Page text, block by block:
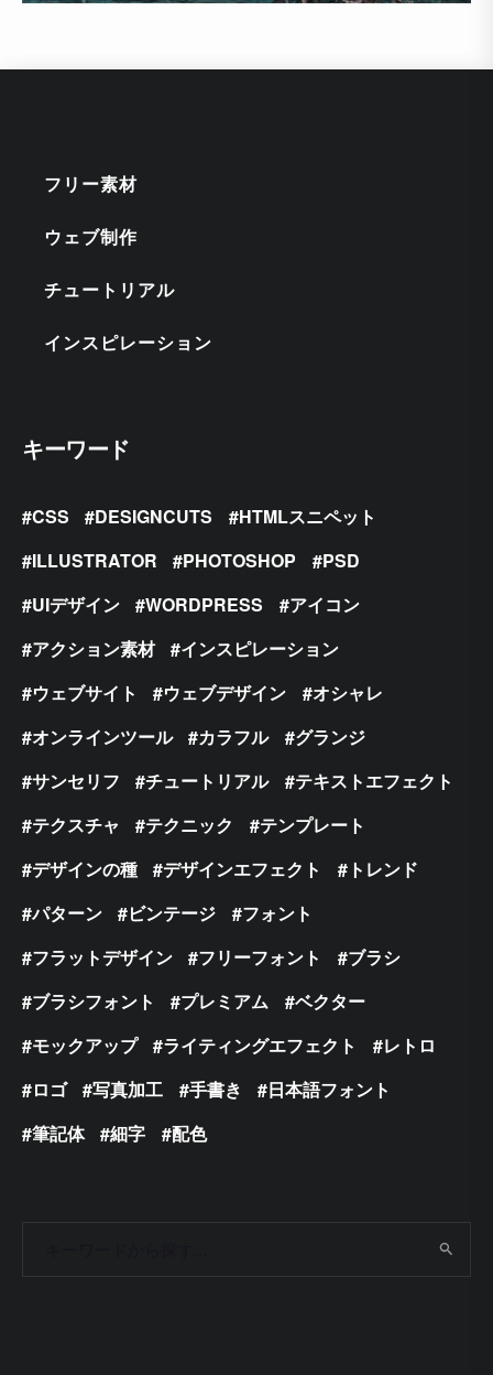
フリー素材
ウェブ制作
チュートリアル
インスピレーション
キーワード
CSS DESIGNCUTS
HTMLスニペット
ILLUSTRATOR
PHOTOSHOP
PSD
UIデザイン
WORDPRESS
アイコン
アクション素材
インスピレーション
ウェブサイト
ウェブデザイン
オシャレ
オンラインツール
カラフル
グランジ
サンセリフ
チュートリアル
テキストエフェクト
テクスチャ
テクニック
テンプレート
デザインの種
デザインエフェクト
トレンド
パターン
ビンテージ
フォント
フラットデザイン
フリーフォント
ブラシ
ブラシフォント
プレミアム
ベクター
モックアップ
ライティングエフェクト
レトロ
ロゴ
写真加工 手書き
日本語フォント
筆記体
細字 配色